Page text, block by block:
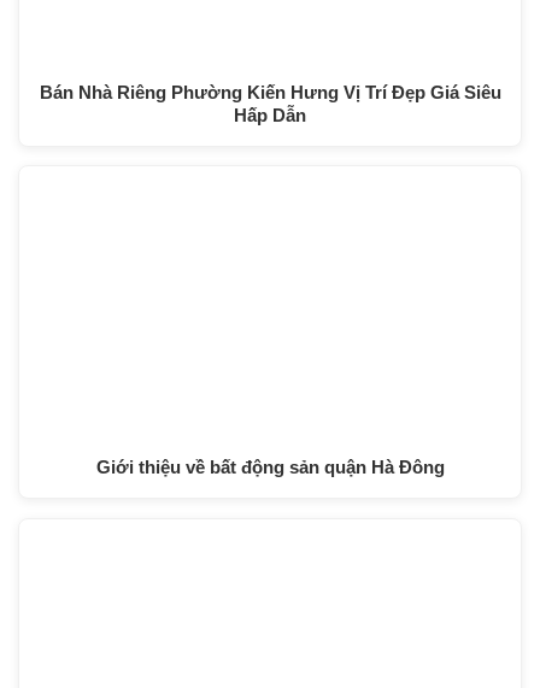
Bán Nhà Riêng Phường Kiến Hưng Vị Trí Đẹp Giá Siêu
Hấp Dẫn
Giới thiệu về bất động sản quận Hà Đông